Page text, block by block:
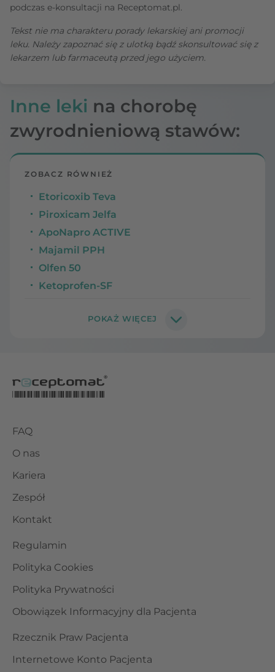
podczas e-konsultacji na Receptomat.pl.
Tekst nie ma charakteru porady lekarskiej ani promocji
leku. Należy zapoznać się z ulotką bądź skonsultować się z
lekarzem lub farmaceutą przed jego użyciem.
Inne leki na chorobę
zwyrodnieniową stawów:
ZOBACZ RÓWNIEŻ
Etoricoxib Teva
Piroxicam Jelfa
ApoNapro ACTIVE
Majamil PPH
Olfen 50
Ketoprofen-SF
FAQ
O nas
Kariera
Zespół
Kontakt
Regulamin
Polityka Cookies
Polityka Prywatności
Obowiązek Informacyjny dla Pacjenta
Rzecznik Praw Pacjenta
Internetowe Konto Pacjenta